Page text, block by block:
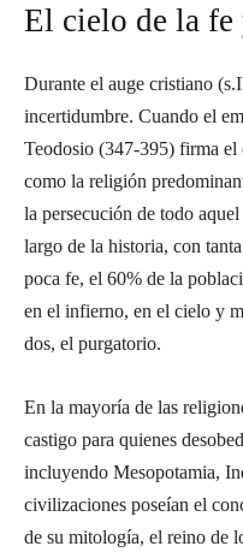
El cielo de la
Durante el auge cristiano
incertidumbre. Cuando el
Teodosio (347-395) firma el
como la religión
la persecución de todo
largo de la historia, con
poca fe, el 60% de la
en el infierno, en el cielo y
dos, el purgatorio.
En la mayoría de las
castigo para quienes
incluyendo Mesopotamia,
civilizaciones poseían el
de su mitología, el reino de